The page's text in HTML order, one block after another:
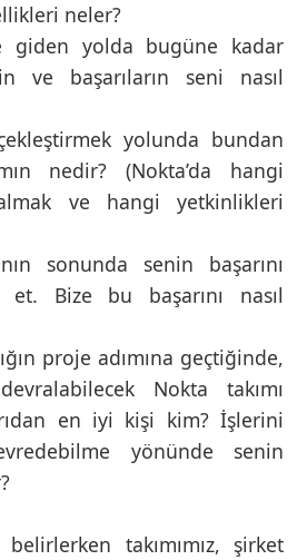
neler?
giden yolda bugüne kadar
ve başarıların seni nasıl
yolunda bundan
nedir? (Nokta’da hangi
ve hangi yetkinlikleri
sonunda senin başarını
et. Bize bu başarını nasıl
proje adımına geçtiğinde,
Nokta takımı
en iyi kişi kim? İşlerini
yönünde senin
takımımız, şirket